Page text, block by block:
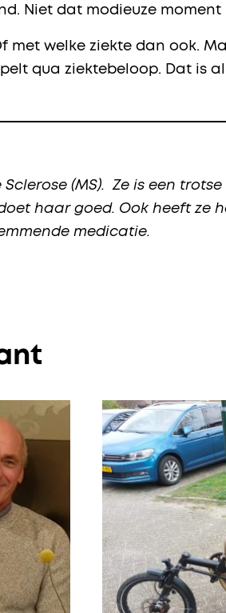
Niet dat modieuze
met welke ziekte dan ook.
qua ziektebeloop. Dat is
(MS). Ze is een
haar goed. Ook heeft ze
medicatie.